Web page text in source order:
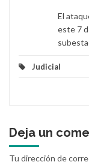
El
este 7
Judicial
Deja un
Tu dirección de